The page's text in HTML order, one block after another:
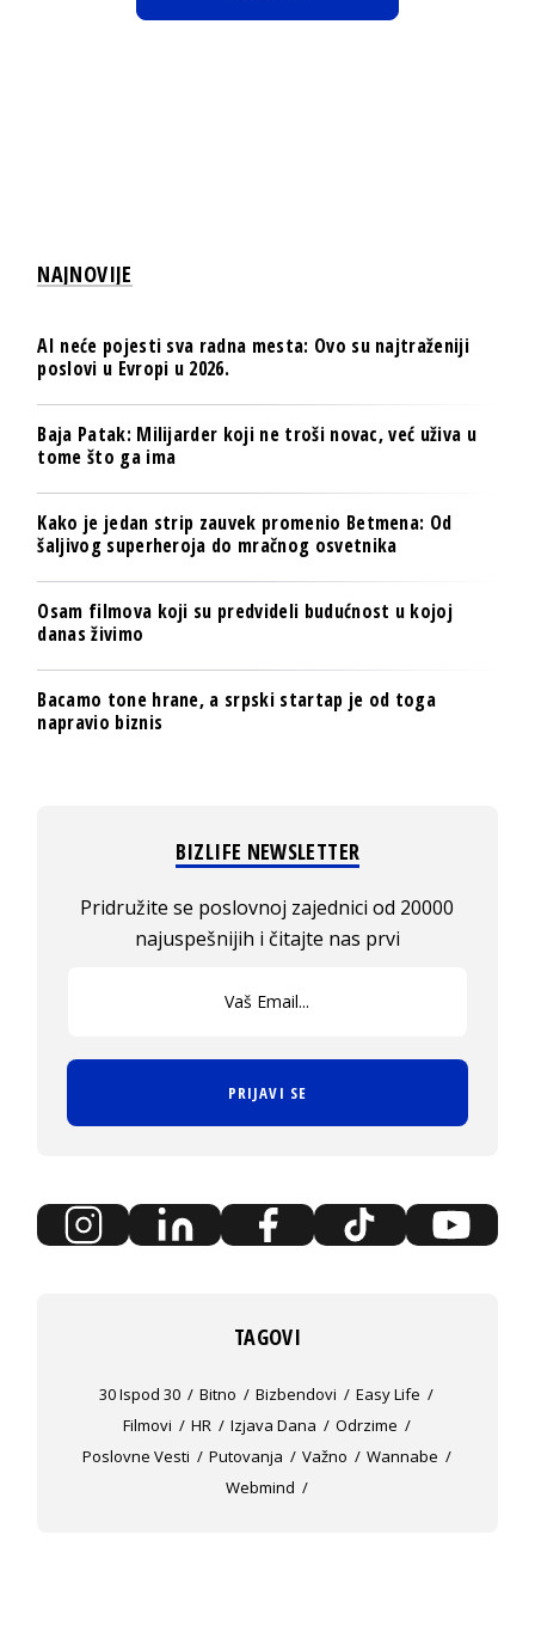
NAJNOVIJE
AI neće pojesti sva radna mesta: Ovo su najtraženiji
poslovi u Evropi u 2026.
Baja Patak: Milijarder koji ne troši novac, već uživa u
tome što ga ima
Kako je jedan strip zauvek promenio Betmena: Od
šaljivog superheroja do mračnog osvetnika
Osam filmova koji su predvideli budućnost u kojoj
danas živimo
Bacamo tone hrane, a srpski startap je od toga
napravio biznis
BIZLIFE NEWSLETTER
Pridružite se poslovnoj zajednici od 20000
najuspešnijih i čitajte nas prvi
PRIJAVI SE
TAGOVI
30 Ispod 30 Bitno Bizbendovi
Easy Life
Filmovi
HR Izjava Dana
Odrzime
Poslovne Vesti
Putovanja Važno
Wannabe
Webmind